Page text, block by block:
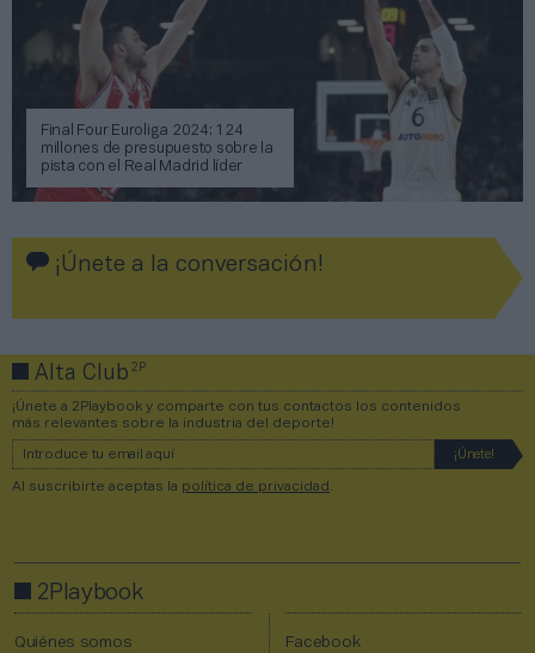
Final Four Euroliga 2024: 124
millones de presupuesto sobre la
pista con el Real Madrid líder
¡Únete a la conversación!
Alta Club2P
¡Únete a 2Playbook y comparte con tus contactos los contenidos
más relevantes sobre la industria del deporte!
Al suscribirte aceptas la política de privacidad
2Playbook
Quiénes somos Facebook